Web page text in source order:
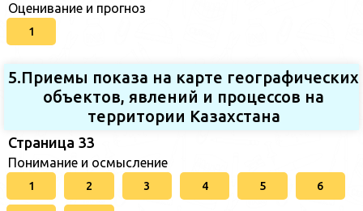
Оценивание и прогноз
1
5.Приемы показа на карте географических
объектов, явлений и процессов на
территории Казахстана
Страница 33
Понимание и осмысление
1 2 3 4 5 6